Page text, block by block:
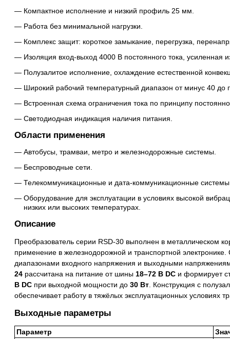
Компактное исполнение и низкий профиль 25 мм.
Работа без минимальной нагрузки.
Комплекс защит: короткое замыкание, перегрузка,
Изоляция вход-выход 4000 В постоянного тока, усиленная
Полузалитое исполнение, охлаждение естественной
Широкий рабочий температурный диапазон от минус 40 до
Встроенная схема ограничения тока по принципу
Светодиодная индикация наличия питания.
Области применения
Автобусы, трамваи, метро и железнодорожные системы.
Беспроводные сети.
Телекоммуникационные и дата-коммуникационные
Оборудование для эксплуатации в условиях высокой
низких или высоких температурах.
Описание
Преобразователь серии RSD-30 выполнен в металлическом
применение в железнодорожной и транспортной
диапазонами входного напряжения и выходными
24 рассчитана на питание от шины 18–72 В DC и формирует
В DC при выходной мощности до 30 Вт . Конструкция с
обеспечивает работу в тяжёлых эксплуатационных условиях
Выходные параметры
Параметр